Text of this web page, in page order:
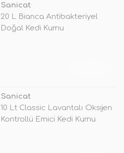
Sanicat
20 L Bianca Antibakteriyel
Doğal Kedi Kumu
Sanicat
10 Lt Classic Lavantalı Oksijen
Kontrollü Emici Kedi Kumu